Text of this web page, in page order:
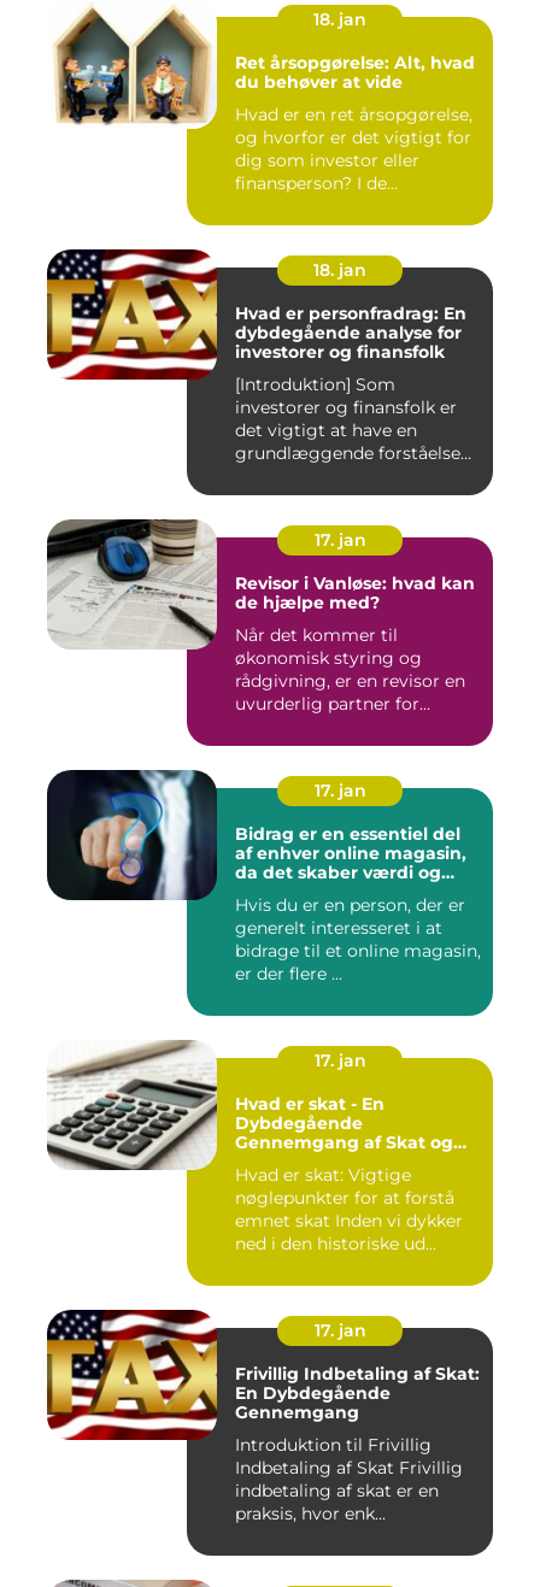
18. jan
Ret årsopgørelse: Alt, hvad
du behøver at vide
Hvad er en ret årsopgørelse,
og hvorfor er det vigtigt for
dig som investor eller
finansperson? I de...
18. jan
Hvad er personfradrag: En
dybdegående analyse for
investorer og finansfolk
[Introduktion] Som
investorer og finansfolk er
det vigtigt at have en
grundlæggende forståelse
17. jan
Revisor i Vanløse: hvad kan
de hjælpe med?
Når det kommer til
økonomisk styring og
rådgivning, er en revisor en
uvurderlig partner for
17. jan
Bidrag er en essentiel del
af enhver online magasin,
da det skaber værdi og
engagerer læsere og
bidragsydere
Hvis du er en person, der er
generelt interesseret i at
bidrage til et online magasin,
er der flere ...
17. jan
Hvad er skat - En
Dybdegående
Gennemgang af Skat og
Tid
Hvad er skat: Vigtige
nøglepunkter for at forstå
emnet skat Inden vi dykker
ned i den historiske ud...
17. jan
Frivillig Indbetaling af Skat:
En Dybdegående
Gennemgang
Introduktion til Frivillig
Indbetaling af Skat Frivillig
indbetaling af skat er en
praksis, hvor enk...